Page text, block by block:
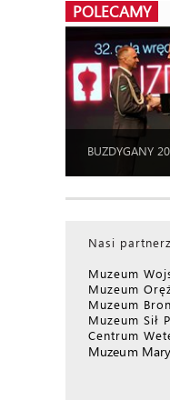
POLECAMY
BUZDYGANY
Nasi
Muzeum
Muzeum
Muzeum
Muzeum Sił
Centrum
Muzeum